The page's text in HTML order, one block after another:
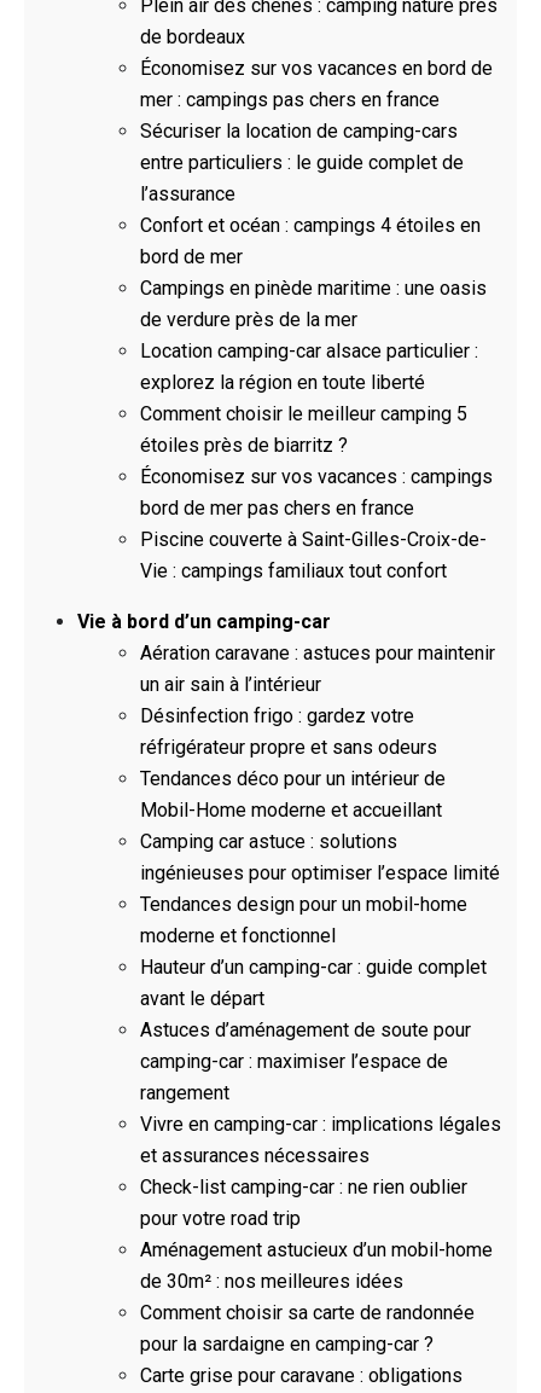
Plein air des chênes : camping nature près
de bordeaux
Économisez sur vos vacances en bord de
mer : campings pas chers en france
Sécuriser la location de camping-cars
entre particuliers : le guide complet de
l’assurance
Confort et océan : campings 4 étoiles en
bord de mer
Campings en pinède maritime : une oasis
de verdure près de la mer
Location camping-car alsace particulier :
explorez la région en toute liberté
Comment choisir le meilleur camping 5
étoiles près de biarritz ?
Économisez sur vos vacances : campings
bord de mer pas chers en france
Piscine couverte à Saint-Gilles-Croix-de-
Vie : campings familiaux tout confort
Vie à bord d’un camping-car
Aération caravane : astuces pour maintenir
un air sain à l’intérieur
Désinfection frigo : gardez votre
réfrigérateur propre et sans odeurs
Tendances déco pour un intérieur de
Mobil-Home moderne et accueillant
Camping car astuce : solutions
ingénieuses pour optimiser l’espace limité
Tendances design pour un mobil-home
moderne et fonctionnel
Hauteur d’un camping-car : guide complet
avant le départ
Astuces d’aménagement de soute pour
camping-car : maximiser l’espace de
rangement
Vivre en camping-car : implications légales
et assurances nécessaires
Check-list camping-car : ne rien oublier
pour votre road trip
Aménagement astucieux d’un mobil-home
de 30m² : nos meilleures idées
Comment choisir sa carte de randonnée
pour la sardaigne en camping-car ?
Carte grise pour caravane : obligations